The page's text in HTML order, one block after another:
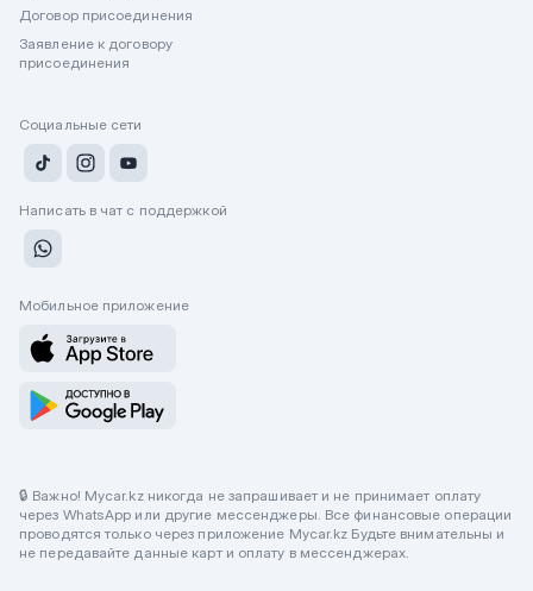
Договор присоединения
Заявление к договору
присоединения
Социальные сети
Написать в чат с поддержкой
Мобильное приложение
🔒 Важно! Mycar.kz никогда не запрашивает и не принимает оплату
через WhatsApp или другие мессенджеры. Все финансовые операции
проводятся только через приложение Mycar.kz Будьте внимательны и
не передавайте данные карт и оплату в мессенджерах.